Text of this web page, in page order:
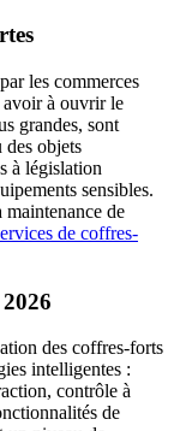
les commerces
avoir à ouvrir le
grandes, sont
des objets
à législation
sensibles.
de
de coffres-
des coffres-forts
intelligentes :
contrôle à
de